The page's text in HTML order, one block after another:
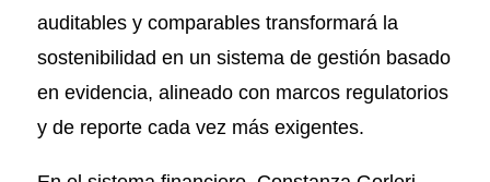
auditables y comparables transformará la
sostenibilidad en un sistema de gestión basado
en evidencia, alineado con marcos regulatorios
y de reporte cada vez más exigentes.